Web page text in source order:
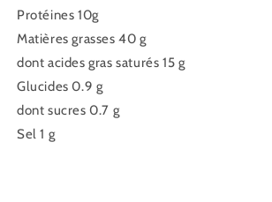
Protéines 10g
Matières grasses 40 g
dont acides gras saturés 15 g
Glucides 0.9 g
dont sucres 0.7 g
Sel 1 g